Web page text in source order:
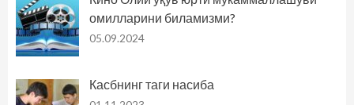
омилларини биламизми?
05.09.2024
Касбнинг таги насиба